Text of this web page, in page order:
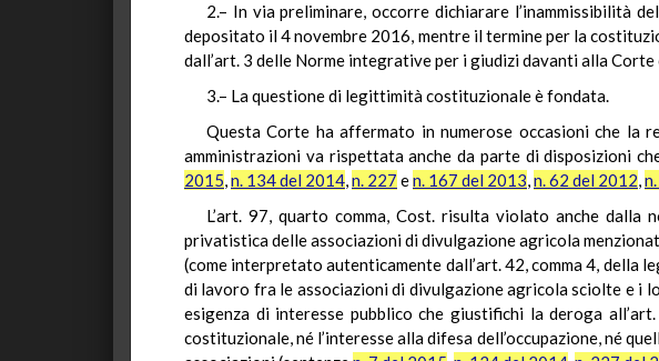
2.– In via preliminare, occorre dichiarare l’inammissibilità
depositato il 4 novembre 2016, mentre il termine per la
dall’art. 3 delle Norme integrative per i giudizi davanti alla
3.– La questione di legittimità costituzionale è fondata.
Questa Corte ha affermato in numerose occasioni che la
amministrazioni va rispettata anche da parte di disposizioni
2015,n. 134 del 2014,n. 227 en. 167 del 2013,n. 62 del 2012,
L’art. 97, quarto comma, Cost. risulta violato anche
privatistica delle associazioni di divulgazione agricola
(come interpretato autenticamente dall’art. 42, comma 4, della
di lavoro fra le associazioni di divulgazione agricola sciolte e i
esigenza di interesse pubblico che giustifichi la deroga
costituzionale, né l’interesse alla difesa dell’occupazione, né